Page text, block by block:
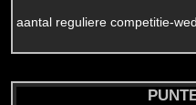
aantal reguliere competitie-